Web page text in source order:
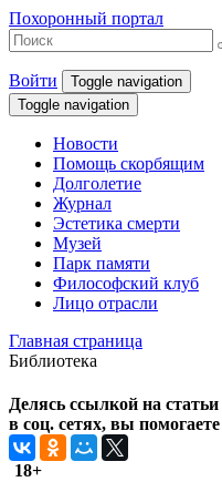
Похоронный портал
Войти
Toggle navigation
Toggle navigation
Новости
Помощь скорбящим
Долголетие
Журнал
Эстетика смерти
Музей
Парк памяти
Философский клуб
Лицо отрасли
Главная страница
Библиотека
Делясь ссылкой на
в соц. сетях, вы
18+